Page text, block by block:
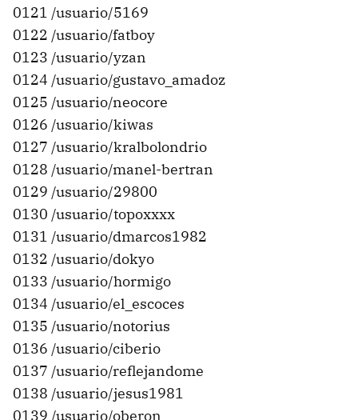
0121 /usuario/5169
0122 /usuario/fatboy
0123 /usuario/yzan
0124 /usuario/gustavo_amadoz
0125 /usuario/neocore
0126 /usuario/kiwas
0127 /usuario/kralbolondrio
0128 /usuario/manel-bertran
0129 /usuario/29800
0130 /usuario/topoxxxx
0131 /usuario/dmarcos1982
0132 /usuario/dokyo
0133 /usuario/hormigo
0134 /usuario/el_escoces
0135 /usuario/notorius
0136 /usuario/ciberio
0137 /usuario/reflejandome
0138 /usuario/jesus1981
0139 /usuario/oberon